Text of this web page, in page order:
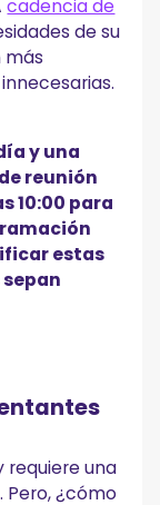
cadencia de
de su
más
y una
reunión
10:00 para
estas
requiere una
¿cómo